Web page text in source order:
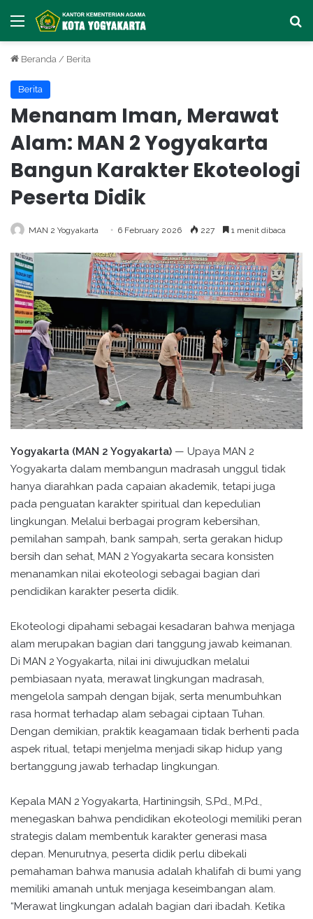
Menu
Beranda / Berita
Berita
Menanam Iman, Merawat
Alam: MAN 2 Yogyakarta
Bangun Karakter Ekoteologi
Peserta Didik
MAN 2 Yogyakarta 6 February 2026 227 1 menit dibaca
Yogyakarta (MAN 2 Yogyakarta) — Upaya MAN 2
Yogyakarta dalam membangun madrasah unggul tidak
hanya diarahkan pada capaian akademik, tetapi juga
pada penguatan karakter spiritual dan kepedulian
lingkungan. Melalui berbagai program kebersihan,
pemilahan sampah, bank sampah, serta gerakan hidup
bersih dan sehat, MAN 2 Yogyakarta secara konsisten
menanamkan nilai ekoteologi sebagai bagian dari
pendidikan karakter peserta didik.
Ekoteologi dipahami sebagai kesadaran bahwa menjaga
alam merupakan bagian dari tanggung jawab keimanan.
Di MAN 2 Yogyakarta, nilai ini diwujudkan melalui
pembiasaan nyata, merawat lingkungan madrasah,
mengelola sampah dengan bijak, serta menumbuhkan
rasa hormat terhadap alam sebagai ciptaan Tuhan.
Dengan demikian, praktik keagamaan tidak berhenti pada
aspek ritual, tetapi menjelma menjadi sikap hidup yang
bertanggung jawab terhadap lingkungan.
Kepala MAN 2 Yogyakarta, Hartiningsih, S.Pd., M.Pd.,
menegaskan bahwa pendidikan ekoteologi memiliki peran
strategis dalam membentuk karakter generasi masa
depan. Menurutnya, peserta didik perlu dibekali
pemahaman bahwa manusia adalah khalifah di bumi yang
memiliki amanah untuk menjaga keseimbangan alam.
“Merawat lingkungan adalah bagian dari ibadah. Ketika